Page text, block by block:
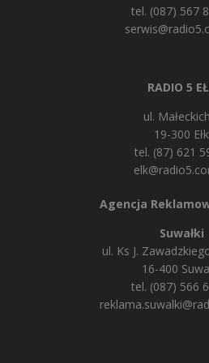
tel. (087) 567
RADIO 5
ul.
19-300 Ełk
tel. (87) 621
Agencja
Suwałki
ul. Ks J.
16-400
tel. (087) 566